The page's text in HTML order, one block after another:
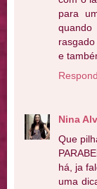
para
e
Nina
Que
há, ja
uma